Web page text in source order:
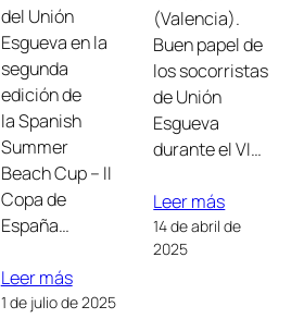
del Unión
Esgueva en la
segunda
edición de
la Spanish
Summer
Beach Cup – II
Copa de
España…
Leer más
1 de julio de 2025
(Valencia).
Buen papel de
los socorristas
de Unión
Esgueva
durante el VI…
Leer más
14 de abril de
2025